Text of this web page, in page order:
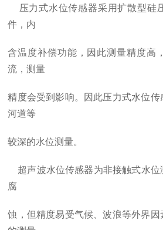
压力式水位传感器采用扩散型硅
件，内
含温度补偿功能，因此测量精度高
流，测量
精度会受到影响。因此压力式水位传
河道等
较深的水位测量。
超声波水位传感器为非接触式水位
腐
蚀，但精度易受气候、波浪等外界